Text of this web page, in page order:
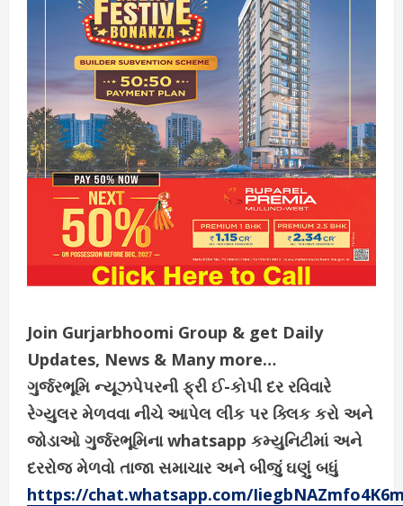
Join Gurjarbhoomi Group & get Daily
Updates, News & Many more…
ગુર્જરભૂમિ ન્યૂઝપેપરની ફ્રી ઈ-કોપી દર રવિવારે
રેગ્યુલર મેળવવા નીચે આપેલ લીંક પર ક્લિક કરો અને
જોડાઓ ગુર્જરભૂમિના whatsapp કમ્યુનિટીમાં અને
દરરોજ મેળવો તાજા સમાચાર અને બીજું ઘણું બધું
https://chat.whatsapp.com/